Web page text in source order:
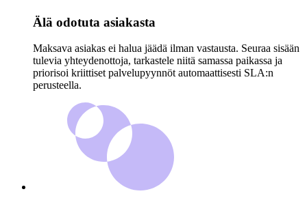
Älä odotuta asiakasta
Maksava asiakas ei halua jäädä ilman vastausta. Seuraa sisään
tulevia yhteydenottoja, tarkastele niitä samassa paikassa ja
priorisoi kriittiset palvelupyynnöt automaattisesti SLA:n
perusteella.